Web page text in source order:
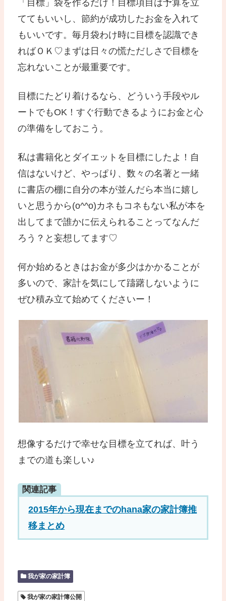
「目標」袋を作るだけ！目標項目は予算を立
ててもいいし、節約が成功したお金を入れて
もいいです。毎月袋わけ時に目標を認識でき
ればＯＫ♡まずは日々の慌ただしさで目標を
忘れないことが最重要です。
目標にたどり着けるなら、どういう手段やル
ートでもOK！すぐ行動できるようにお金と心
の準備をしておこう。
私は書籍化とダイエットを目標にしたよ！自
信はないけど、やっぱり、数々の名著と一緒
に書店の棚に自分の本が並んだら本当に嬉し
いと思うから(o^^o)カネもコネもない私が本を
出してまで誰かに伝えられることってなんだ
ろう？と妄想してます♡
何か始めるときはお金が多少はかかることが
多いので、家計を気にして躊躇しないように
ぜひ積み立て始めてくださいー！
想像するだけで幸せな目標を立てれば、叶う
までの道も楽しい♪
関連記事
2015年から現在までのhana家の家計簿推
移まとめ
我が家の家計簿
我が家の家計簿公開